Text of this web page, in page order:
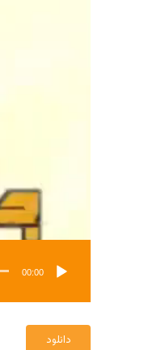
00:00
دانلود